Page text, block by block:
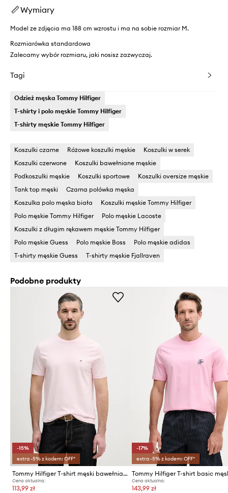
Wymiary
Model ze zdjęcia ma 188 cm wzrostu i ma na sobie rozmiar M.
Rozmiarówka standardowa
Zalecamy wybór rozmiaru, jaki nosisz zazwyczaj.
Tagi
Odzież męska Tommy Hilfiger
T-shirty i polo męskie Tommy Hilfiger
T-shirty męskie Tommy Hilfiger
Koszulki czarne Różowe koszulki męskie
Koszulki w serek
Koszulki czerwone
Koszulki bawełniane męskie
Podkoszulki męskie
Koszulki sportowe
Koszulki oversize męskie
Tank top męski
Czarna polówka męska
Koszulka polo męska biała
Koszulki męskie Tommy Hilfiger
Polo męskie Tommy Hilfiger
Polo męskie Lacoste
Koszulki z długim rękawem męskie Tommy Hilfiger
Polo męskie Guess
Polo męskie Boss
Polo męskie adidas
T-shirty męskie Guess
T-shirty męskie Fjallraven
Podobne produkty
-15%
extra -5% z kodem: OFF*
Tommy Hilfiger T-shirt męski bawełniany
Cena aktualna:
113,99 zł
-17%
extra -5% z kodem: OFF*
Cena aktualna:
143,99 zł